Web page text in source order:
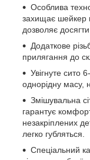
Особлива
захищає шейкер
дозволяє досягти
Додаткове
прилягання до
Увігнуте сито
однорідну масу,
Змішувальна
гарантує
незакріплених
легко губляться.
Спеціальний